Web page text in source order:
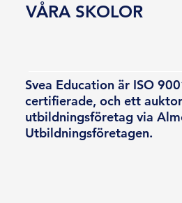
Svea Education är ISO
certifierade, och ett
utbildningsföretag via
Utbildningsföretagen.
VÅRA SKOLOR